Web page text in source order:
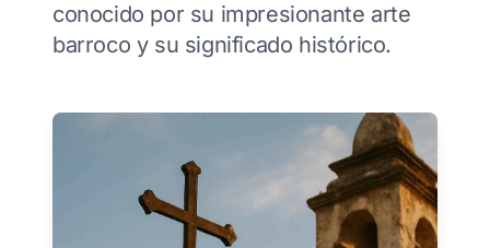
conocido por su impresionante arte
barroco y su significado histórico.